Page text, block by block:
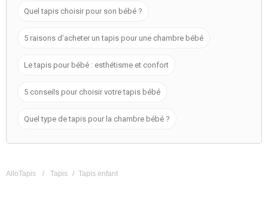
Quel tapis choisir pour son bébé ?
5 raisons d’acheter un tapis pour une chambre bébé
Le tapis pour bébé : esthétisme et confort
5 conseils pour choisir votre tapis bébé
Quel type de tapis pour la chambre bébé ?
AlloTapis / Tapis / Tapis enfant